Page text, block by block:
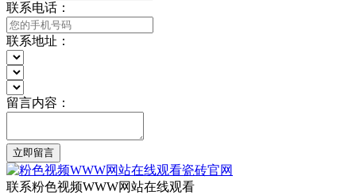
联系电话：
联系地址：
留言内容：
立即留言
联系粉色视频WWW网站在线观看